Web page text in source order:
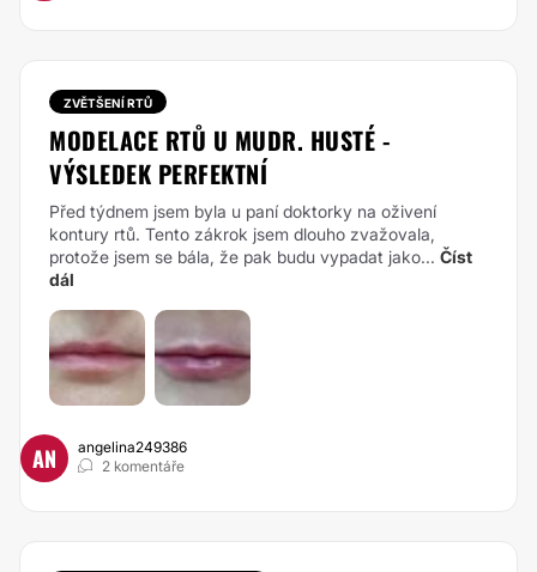
ZVĚTŠENÍ RTŮ
MODELACE RTŮ U MUDR. HUSTÉ -
VÝSLEDEK PERFEKTNÍ
Před týdnem jsem byla u paní doktorky na oživení
kontury rtů. Tento zákrok jsem dlouho zvažovala,
protože jsem se bála, že pak budu vypadat jako... Číst
dál
AN
angelina249386
2 komentáře